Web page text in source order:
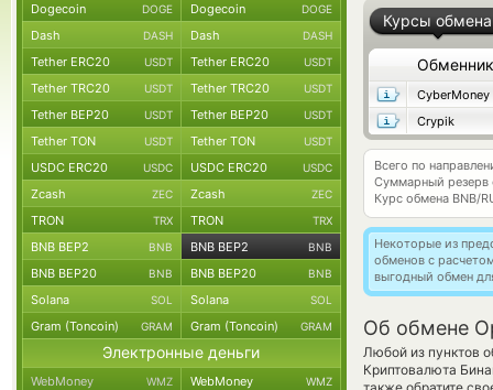
Курсы обмена
Обменник
CyberMoney
Crypik
Всего по
Суммарный резерв
Курс обмена BNB/
Некоторые из
обменов с
выгодный обмен
Об обмене
Любой из пунктов
Криптовалюта
Dogecoin DOGE Dogecoin DOGE
Dash DASH Dash DASH
Tether ERC20 USDT Tether ERC20 USDT
Tether TRC20 USDT Tether TRC20 USDT
Tether BEP20 USDT Tether BEP20 USDT
Tether TON USDT Tether TON USDT
USDC ERC20 USDC USDC ERC20 USDC
Zcash ZEC Zcash ZEC
TRON TRX TRON TRX
BNB BEP2 BNB BNB BEP2 BNB
BNB BEP20 BNB BNB BEP20 BNB
Solana SOL Solana SOL
Gram (Toncoin) GRAM Gram (Toncoin) GRAM
Электронные деньги
WebMoney WMZ WebMoney WMZ